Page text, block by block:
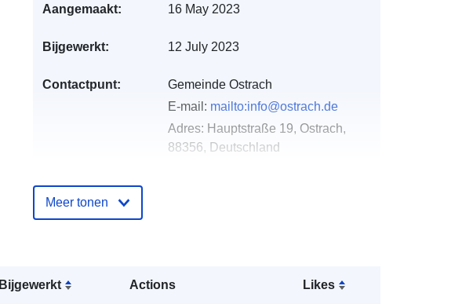
Bijgewerkt Actions Likes
Aangemaakt: 16 May 2023
Bijgewerkt: 12 July 2023
Contactpunt:
Gemeinde Ostrach
E-mail: mailto:info@ostrach.de
Adres: Hauptstraße 19, Ostrach,
88356, Deutschland
Catalogusregister
Meer tonen